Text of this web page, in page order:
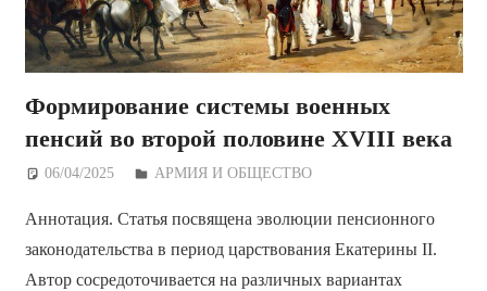
Формирование системы военных
пенсий во второй половине XVIII века
06/04/2025 Дежурный по Редакции
АРМИЯ И ОБЩЕСТВО
Аннотация. Статья посвящена эволюции пенсионного
законодательства в период царствования Екатерины II.
Автор сосредоточивается на различных вариантах